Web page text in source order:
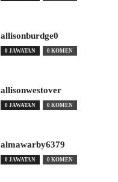
allisonburdge0
0 JAWATAN 0 KOMEN
allisonwestover
0 JAWATAN 0 KOMEN
almawarby6379
0 JAWATAN 0 KOMEN